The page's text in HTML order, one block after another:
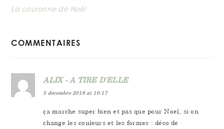
La couronne de Noël
COMMENTAIRES
ALIX - A TIRE D'ELLE
3 décembre 2018 at 10:17
ça marche super bien et pas que pour Noel, si on
change les couleurs et les formes : déco de